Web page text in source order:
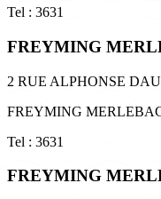
Tel : 3631
FREYMING
2 RUE ALPHONSE
FREYMING
Tel : 3631
FREYMING